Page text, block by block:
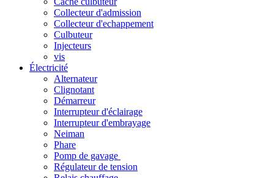
Collecteur d'admission
Collecteur d'echappement
Culbuteur
Injecteurs
vis
Électricité
Alternateur
Clignotant
Démarreur
Interrupteur d'éclairage
Interrupteur d'embrayage
Neiman
Phare
Pomp de gavage
Régulateur de tension